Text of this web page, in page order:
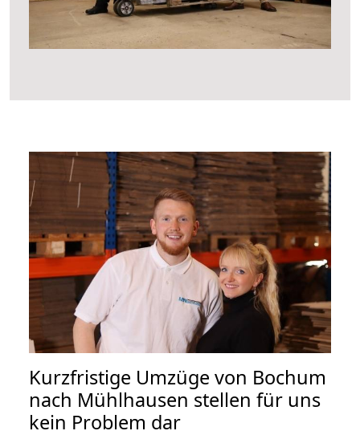
Kurzfristige Umzüge von Bochum
nach Mühlhausen stellen für uns
kein Problem dar